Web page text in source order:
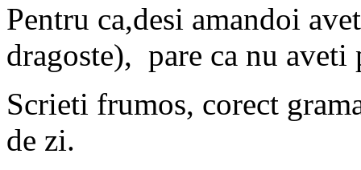
Pentru ca,desi amandoi
dragoste), pare ca nu aveti
Scrieti frumos, corect
de zi.